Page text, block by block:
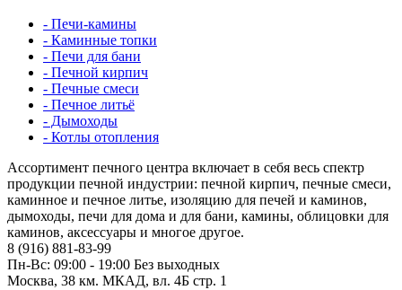
- Печи-камины
- Каминные топки
- Печи для бани
- Печной кирпич
- Печные смеси
- Печное литьё
- Дымоходы
- Котлы отопления
Ассортимент печного центра включает в себя весь спектр
продукции печной индустрии: печной кирпич, печные смеси,
каминное и печное литье, изоляцию для печей и каминов,
дымоходы, печи для дома и для бани, камины, облицовки для
каминов, аксессуары и многое другое.
8 (916) 881-83-99
Пн-Вс: 09:00 - 19:00 Без выходных
Москва, 38 км. МКАД, вл. 4Б стр. 1